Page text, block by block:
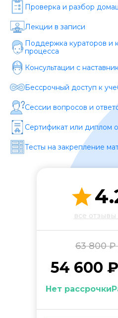
Проверка и разбор
Лекции в записи
Поддержка кураторов и
процесса
Консультации с
Бессрочный доступ к
Сессии вопросов и
Сертификат или диплом
Тесты на закрепление
все
63 800 ₽
54 600
Нет
ОСТАВИТЬ